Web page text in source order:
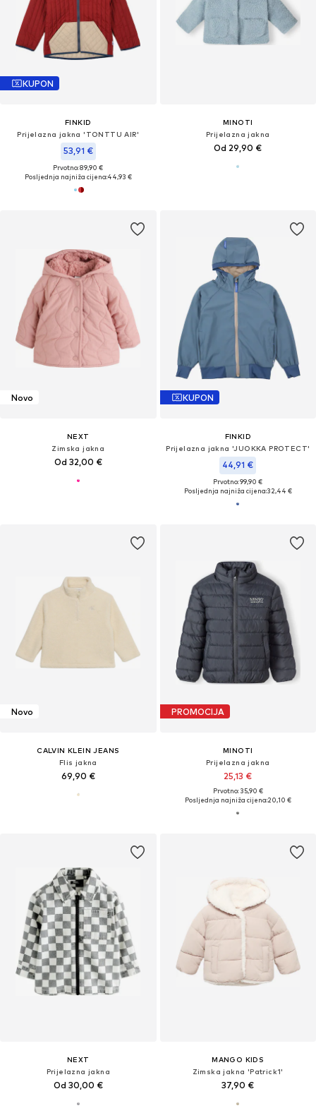
KUPON
FINKID
Prijelazna jakna 'TONTTU AIR'
53,91 €
Prvotno: 89,90 €
Posljednja najniža cijena:44,93 €
MINOTI
Prijelazna jakna
Od 29,90 €
Novo
NEXT
Zimska jakna
Od 32,00 €
KUPON
FINKID
Prijelazna jakna 'JUOKKA PROTECT'
44,91 €
Prvotno: 99,90 €
Posljednja najniža cijena:32,44 €
Novo
CALVIN KLEIN JEANS
Flis jakna
69,90 €
PROMOCIJA
MINOTI
Prijelazna jakna
25,13 €
Prvotno: 35,90 €
Posljednja najniža cijena:20,10 €
NEXT
Prijelazna jakna
Od 30,00 €
MANGO KIDS
Zimska jakna 'Patrick1'
37,90 €